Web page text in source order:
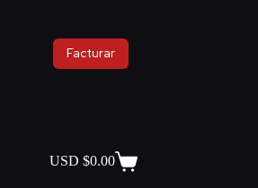
Facturar
USD $0.00